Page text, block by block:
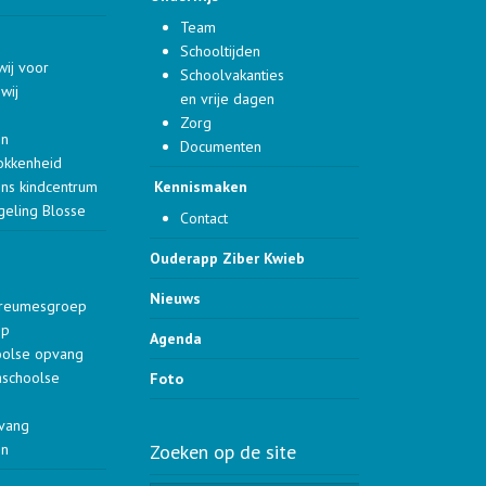
voor
kindcentrum
Blosse
opvang
Team
Schooltijden
Schoolvakanties
en vrije dagen
Zorg
Documenten
Kennismaken
Contact
Ouderapp Ziber Kwieb
Nieuws
Agenda
Foto
Zoeken op de site